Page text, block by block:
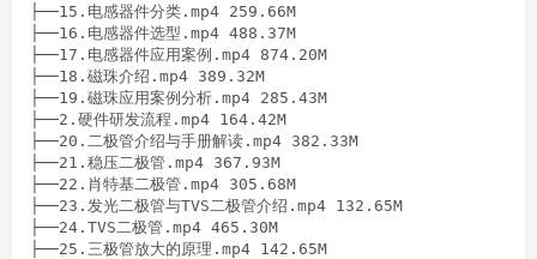
├──15.电感器件分类.mp4 259.66M
├──16.电感器件选型.mp4 488.37M
├──17.电感器件应用案例.mp4 874.20M
├──18.磁珠介绍.mp4 389.32M
├──19.磁珠应用案例分析.mp4 285.43M
├──2.硬件研发流程.mp4 164.42M
├──20.二极管介绍与手册解读.mp4 382.33M
├──21.稳压二极管.mp4 367.93M
├──22.肖特基二极管.mp4 305.68M
├──23.发光二极管与TVS二极管介绍.mp4 132.65M
├──24.TVS二极管.mp4 465.30M
├──25.三极管放大的原理.mp4 142.65M